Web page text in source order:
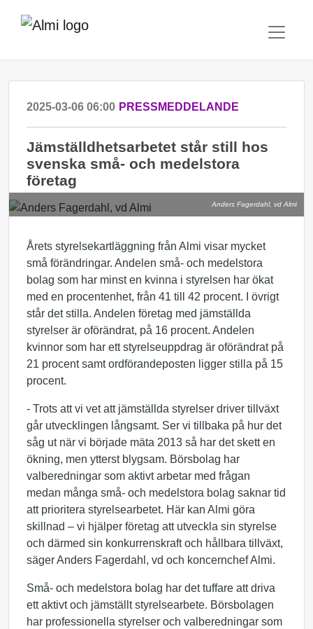
2025-03-06 06:00 PRESSMEDDELANDE
Jämställdhetsarbetet står still hos
svenska små- och medelstora
företag
Anders Fagerdahl, vd Almi
Årets styrelsekartläggning från Almi visar mycket
små förändringar. Andelen små- och medelstora
bolag som har minst en kvinna i styrelsen har ökat
med en procentenhet, från 41 till 42 procent. I övrigt
står det stilla. Andelen företag med jämställda
styrelser är oförändrat, på 16 procent. Andelen
kvinnor som har ett styrelseuppdrag är oförändrat på
21 procent samt ordförandeposten ligger stilla på 15
procent.
- Trots att vi vet att jämställda styrelser driver tillväxt
går utvecklingen långsamt. Ser vi tillbaka på hur det
såg ut när vi började mäta 2013 så har det skett en
ökning, men ytterst blygsam. Börsbolag har
valberedningar som aktivt arbetar med frågan
medan många små- och medelstora bolag saknar tid
att prioritera styrelsearbetet. Här kan Almi göra
skillnad – vi hjälper företag att utveckla sin styrelse
och därmed sin konkurrenskraft och hållbara tillväxt,
säger Anders Fagerdahl, vd och koncernchef Almi.
Små- och medelstora bolag har det tuffare att driva
ett aktivt och jämställt styrelsearbete. Börsbolagen
har professionella styrelser och valberedningar som